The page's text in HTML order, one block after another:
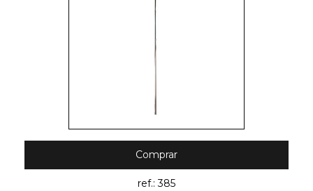
Comprar
ref.: 385